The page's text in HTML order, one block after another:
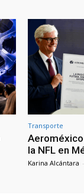
Transporte
la NFL en
Karina Alcántara -